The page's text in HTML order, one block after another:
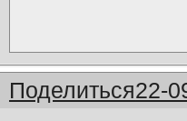
Поделиться22-